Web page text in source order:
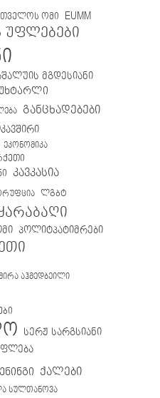
ომი EUMM
უფლებები
მგდესიანი
განცხადებები
ეკონომიკა
კავკასია
ლგბტ
პოლიტპატიმრები
აჰმედბეილი
სერჟ სარგსიანი
ქალები
სულთანოვა